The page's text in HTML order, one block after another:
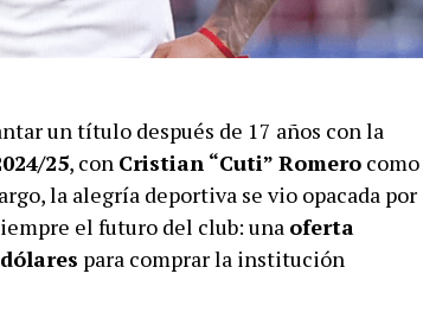
un título después de 17 años con la
25, con Cristian “Cuti” Romero como
la alegría deportiva se vio opacada por
el futuro del club: una oferta
para comprar la institución